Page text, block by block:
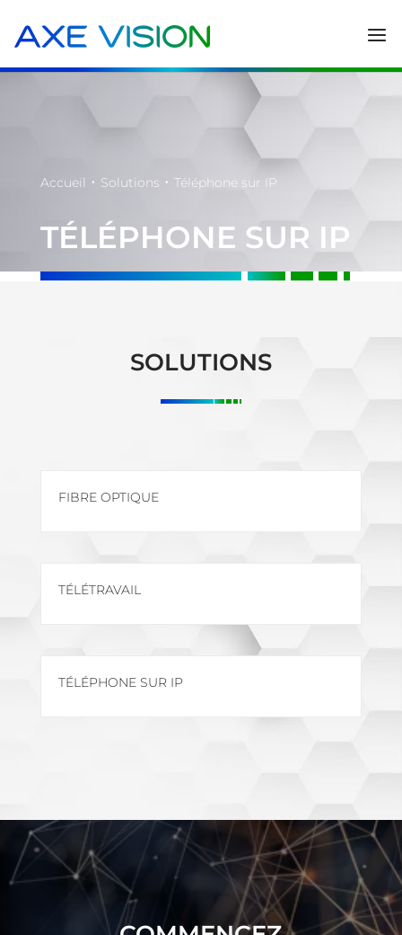
Accueil • Solutions • Téléphone sur IP
TÉLÉPHONE SUR IP
SOLUTIONS
FIBRE OPTIQUE
TÉLÉTRAVAIL
TÉLÉPHONE SUR IP